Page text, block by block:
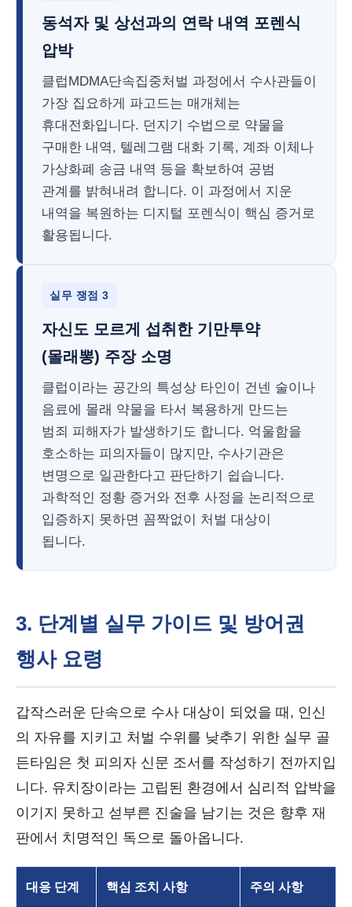
동석자 및 상선과의 연락 내역 포렌식
압박
클럽MDMA단속집중처벌 과정에서 수사관들이
가장 집요하게 파고드는 매개체는
휴대전화입니다. 던지기 수법으로 약물을
구매한 내역, 텔레그램 대화 기록, 계좌 이체나
가상화폐 송금 내역 등을 확보하여 공범
관계를 밝혀내려 합니다. 이 과정에서 지운
내역을 복원하는 디지털 포렌식이 핵심 증거로
활용됩니다.
실무 쟁점 3
자신도 모르게 섭취한 기만투약
(몰래뽕) 주장 소명
클럽이라는 공간의 특성상 타인이 건넨 술이나
음료에 몰래 약물을 타서 복용하게 만드는
범죄 피해자가 발생하기도 합니다. 억울함을
호소하는 피의자들이 많지만, 수사기관은
변명으로 일관한다고 판단하기 쉽습니다.
과학적인 정황 증거와 전후 사정을 논리적으로
입증하지 못하면 꼼짝없이 처벌 대상이
됩니다.
3. 단계별 실무 가이드 및 방어권
행사 요령
갑작스러운 단속으로 수사 대상이 되었을 때, 인신
의 자유를 지키고 처벌 수위를 낮추기 위한 실무 골
든타임은 첫 피의자 신문 조서를 작성하기 전까지입
니다. 유치장이라는 고립된 환경에서 심리적 압박을
이기지 못하고 섣부른 진술을 남기는 것은 향후 재
판에서 치명적인 독으로 돌아옵니다.
대응 단계 핵심 조치 사항 주의 사항